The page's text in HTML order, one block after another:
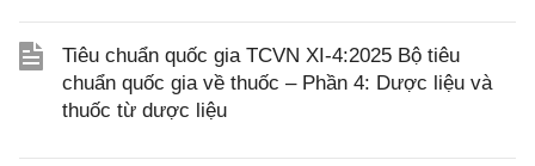
Tiêu chuẩn quốc gia TCVN XI-4:2025 Bộ tiêu
chuẩn quốc gia về thuốc – Phần 4: Dược liệu và
thuốc từ dược liệu